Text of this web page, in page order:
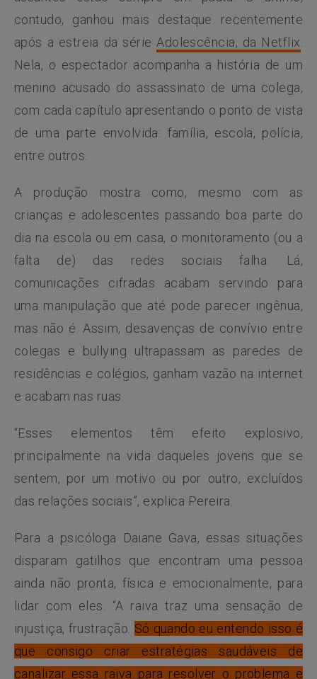
contudo, ganhou mais destaque recentemente
após a estreia da série Adolescência, da Netflix
Nela, o espectador acompanha a história de um
menino acusado do assassinato de uma colega,
com cada capítulo apresentando o ponto de vista
de uma parte envolvida: família, escola, polícia,
entre outros.
A produção mostra como, mesmo com as
crianças e adolescentes passando boa parte do
dia na escola ou em casa, o monitoramento (ou a
falta de) das redes sociais falha. Lá,
comunicações cifradas acabam servindo para
uma manipulação que até pode parecer ingênua,
mas não é. Assim, desavenças de convívio entre
colegas e bullying ultrapassam as paredes de
residências e colégios, ganham vazão na internet
e acabam nas ruas.
“Esses elementos têm efeito explosivo,
principalmente na vida daqueles jovens que se
sentem, por um motivo ou por outro, excluídos
das relações sociais”, explica Pereira.
Para a psicóloga Daiane Gava, essas situações
disparam gatilhos que encontram uma pessoa
ainda não pronta, física e emocionalmente, para
lidar com eles. “A raiva traz uma sensação de
injustiça, frustração. Só quando eu entendo isso é
que consigo criar estratégias saudáveis de
canalizar essa raiva para resolver o problema e